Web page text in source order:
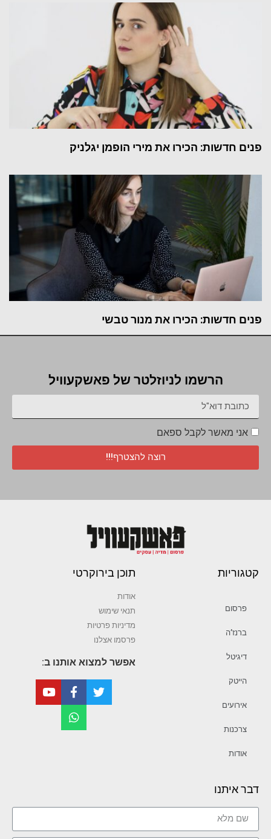
פנים חדשות: הכירו את מירי הופמן יגלניק
פנים חדשות: הכירו את מנור טבשי
הרשמו לניוזלטר של פאשקעוויל
אני מאשר לקבל ספאם
רוצה להצטרף!!!
קטגוריות
פרסום
ברנז’ה
דיגיטל
הייטק
אירועים
צרכנות
אודות
תוכן בירוקרטי
אודות
תנאי שימוש
מדיניות פרטיות
פרסמו אצלנו
אפשר למצוא אותנו ב:
דבר איתנו